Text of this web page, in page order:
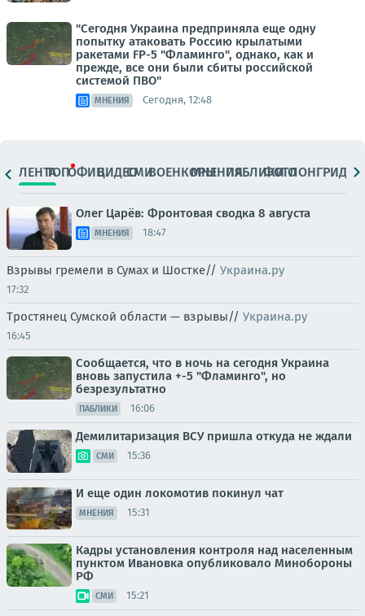
"Сегодня Украина предприняла еще одну
попытку атаковать Россию крылатыми
ракетами FP-5 "Фламинго", однако, как и
прежде, все они были сбиты российской
системой ПВО"
МНЕНИЯ Сегодня, 12:48
ЛЕНТАТОПОФИЦ.ВИДЕОСМИВОЕНКОРЫМНЕНИЯПАБЛИКИ
ФОТОЛОНГРИДЫ
Олег Царёв: Фронтовая сводка 8 августа
МНЕНИЯ 18:47
Взрывы гремели в Сумах и Шостке// Украина.ру
17:32
Тростянец Сумской области — взрывы// Украина.ру
16:45
Сообщается, что в ночь на сегодня Украина
вновь запустила +-5 "Фламинго", но
безрезультатно
ПАБЛИКИ 16:06
Демилитаризация ВСУ пришла откуда не ждали
СМИ 15:36
И еще один локомотив покинул чат
МНЕНИЯ 15:31
Кадры установления контроля над населенным
пунктом Ивановка опубликовало Минобороны
РФ
СМИ 15:21